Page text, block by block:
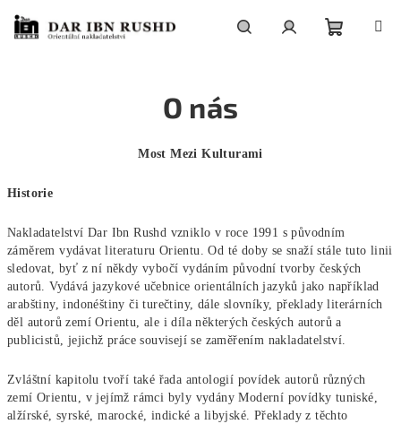
obsah
O nás
Most Mezi Kulturami
Historie
Nakladatelství Dar Ibn Rushd vzniklo v roce 1991 s původním
záměrem vydávat literaturu Orientu. Od té doby se snaží stále tuto linii
sledovat, byť z ní někdy vybočí vydáním původní tvorby českých
autorů. Vydává jazykové učebnice orientálních jazyků jako například
arabštiny, indonéštiny či turečtiny, dále slovníky, překlady literárních
děl autorů zemí Orientu, ale i díla některých českých autorů a
publicistů, jejichž práce souvisejí se zaměřením nakladatelství.
Zvláštní kapitolu tvoří také řada antologií povídek autorů různých
zemí Orientu, v jejímž rámci byly vydány Moderní povídky tuniské,
alžírské, syrské, marocké, indické a libyjské. Překlady z těchto